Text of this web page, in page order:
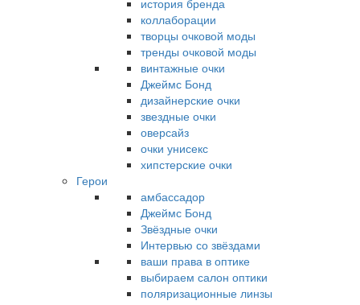
история бренда
коллаборации
творцы очковой моды
тренды очковой моды
винтажные очки
Джеймс Бонд
дизайнерские очки
звездные очки
оверсайз
очки унисекс
хипстерские очки
Герои
амбассадор
Джеймс Бонд
Звёздные очки
Интервью со звёздами
ваши права в оптике
выбираем салон оптики
поляризационные линзы